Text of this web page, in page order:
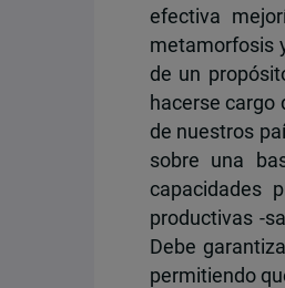
efectiva
metamorfosis
de un
hacerse cargo
de nuestros
sobre una
capacidades
productivas -
Debe
permitiendo